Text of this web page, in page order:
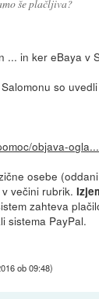
še plačljiva?
... in ker eBaya v
so
objava-ogla...
osebe
v večini rubrik.
zahteva
sistema PayPal.
ob 09:48)